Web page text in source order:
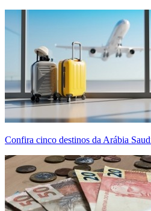
Confira cinco destinos da Arábia